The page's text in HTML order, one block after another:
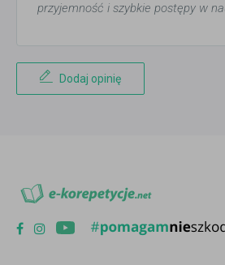
przyjemność i szybkie postępy w
Dodaj opinię